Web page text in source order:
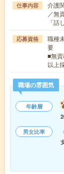
仕事内容
介護
／無
「
応募資格
職種
要
■無
以上
職場の雰囲気
年齢層
男女比率